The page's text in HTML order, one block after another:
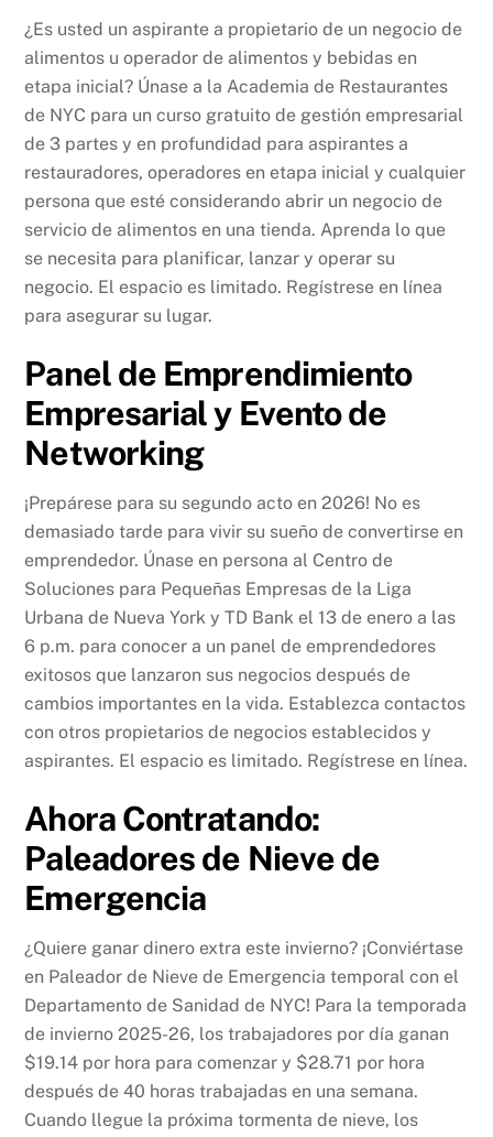
¿Es usted un aspirante a propietario de un negocio de
alimentos u operador de alimentos y bebidas en
etapa inicial? Únase a la Academia de Restaurantes
de NYC para un curso gratuito de gestión empresarial
de 3 partes y en profundidad para aspirantes a
restauradores, operadores en etapa inicial y cualquier
persona que esté considerando abrir un negocio de
servicio de alimentos en una tienda. Aprenda lo que
se necesita para planificar, lanzar y operar su
negocio. El espacio es limitado. Regístrese en línea
para asegurar su lugar.
Panel de Emprendimiento
Empresarial y Evento de
Networking
¡Prepárese para su segundo acto en 2026! No es
demasiado tarde para vivir su sueño de convertirse en
emprendedor. Únase en persona al Centro de
Soluciones para Pequeñas Empresas de la Liga
Urbana de Nueva York y TD Bank el 13 de enero a las
6 p.m. para conocer a un panel de emprendedores
exitosos que lanzaron sus negocios después de
cambios importantes en la vida. Establezca contactos
con otros propietarios de negocios establecidos y
aspirantes. El espacio es limitado. Regístrese en línea.
Ahora Contratando:
Paleadores de Nieve de
Emergencia
¿Quiere ganar dinero extra este invierno? ¡Conviértase
en Paleador de Nieve de Emergencia temporal con el
Departamento de Sanidad de NYC! Para la temporada
de invierno 2025-26, los trabajadores por día ganan
$19.14 por hora para comenzar y $28.71 por hora
después de 40 horas trabajadas en una semana.
Cuando llegue la próxima tormenta de nieve, los